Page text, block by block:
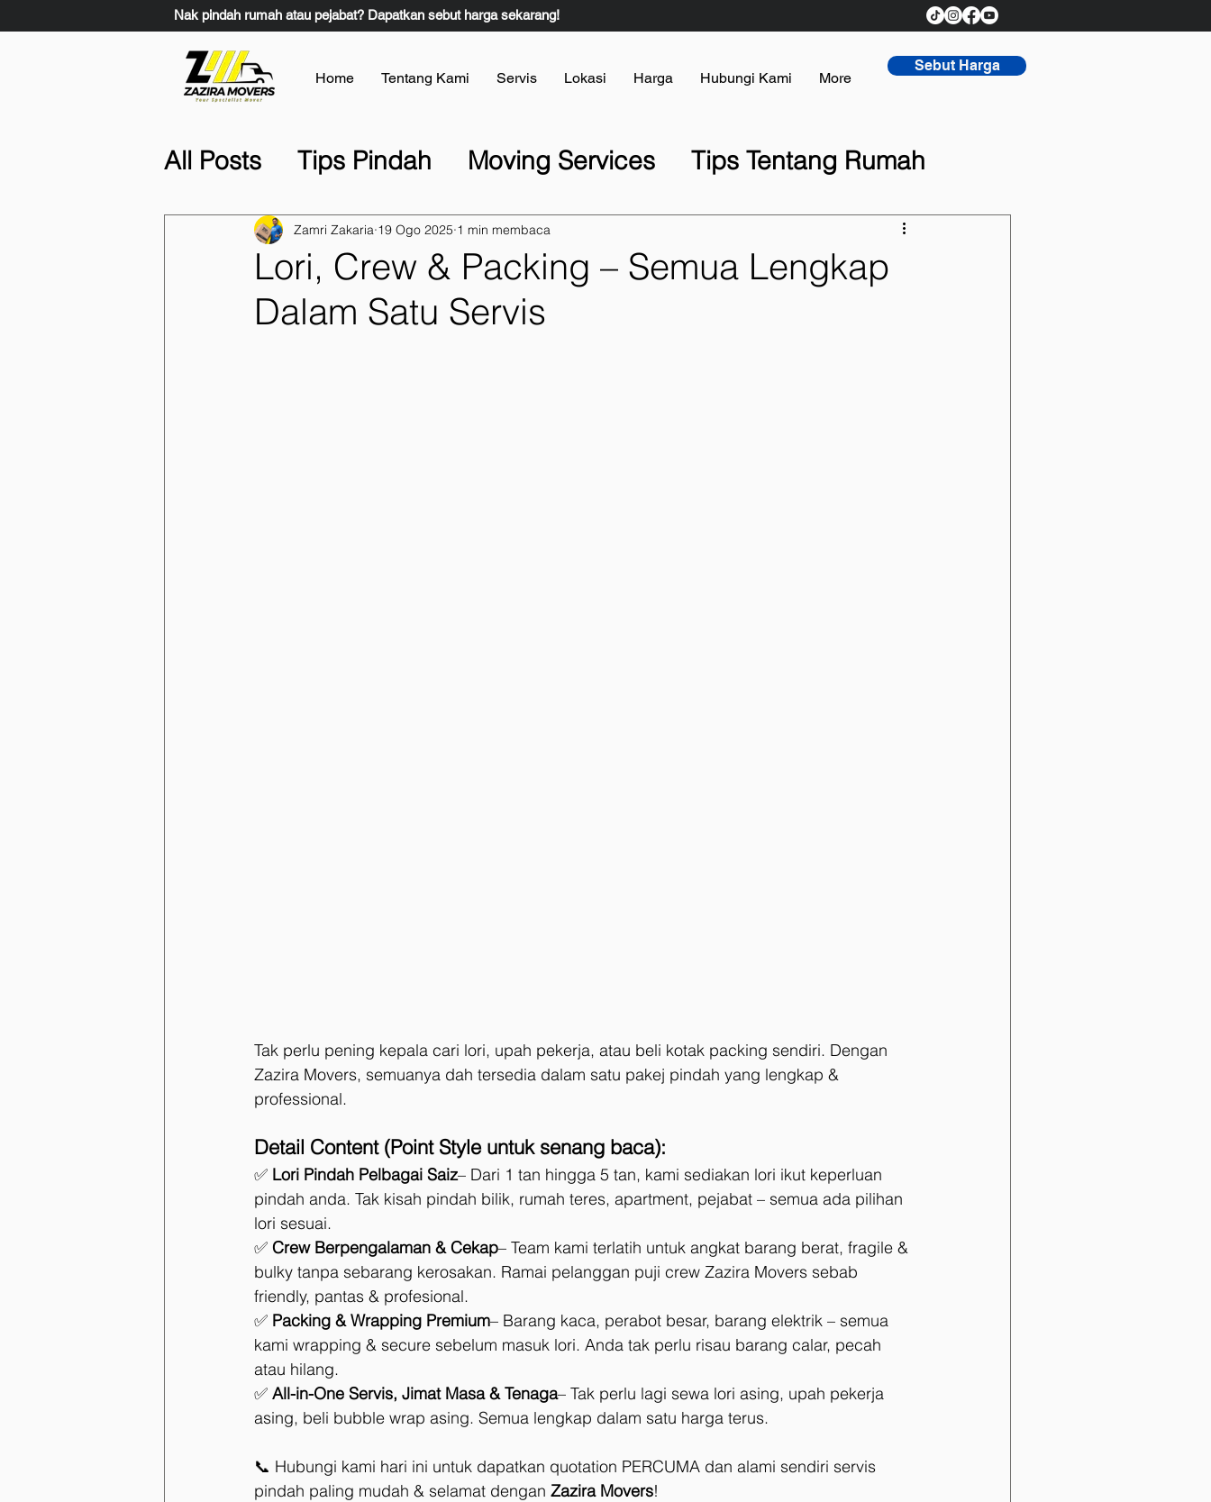
Nak pindah rumah atau pejabat? Dapatkan sebut harga sekarang!
Home Tentang Kami Servis Lokasi Harga Hubungi Kami More
Sebut Harga
All Posts Tips Pindah Moving Services Tips Tentang Rumah
Lain-Lain Pindah Rumah Lori Pindah Rumah
Movers & Packers Berita & Inspirasi
Lori, Crew & Packing – Semua Lengkap
Dalam Satu Servis
Zamri Zakaria 19 Ogo 2025 1 min membaca
Tak perlu pening kepala cari lori, upah pekerja, atau beli kotak packing sendiri. Dengan
Zazira Movers, semuanya dah tersedia dalam satu pakej pindah yang lengkap &
professional.
Detail Content (Point Style untuk senang baca):
✅ Lori Pindah Pelbagai Saiz– Dari 1 tan hingga 5 tan, kami sediakan lori ikut keperluan
pindah anda. Tak kisah pindah bilik, rumah teres, apartment, pejabat – semua ada pilihan
lori sesuai.
✅ Crew Berpengalaman & Cekap– Team kami terlatih untuk angkat barang berat, fragile &
bulky tanpa sebarang kerosakan. Ramai pelanggan puji crew Zazira Movers sebab
friendly, pantas & profesional.
✅ Packing & Wrapping Premium– Barang kaca, perabot besar, barang elektrik – semua
kami wrapping & secure sebelum masuk lori. Anda tak perlu risau barang calar, pecah
atau hilang.
✅ All-in-One Servis, Jimat Masa & Tenaga– Tak perlu lagi sewa lori asing, upah pekerja
asing, beli bubble wrap asing. Semua lengkap dalam satu harga terus.
📞 Hubungi kami hari ini untuk dapatkan quotation PERCUMA dan alami sendiri servis
pindah paling mudah & selamat dengan Zazira Movers!